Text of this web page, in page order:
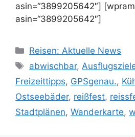
asin=“3899205642″]
asin=“3899205642″]
Kategorien
Reisen: Aktuelle News
Schlagwörter
abwischbar,
Freizeittipps, GPSgenau.,
Ostseebäder, reißfest,
Stadtplänen, Wanderkarte,